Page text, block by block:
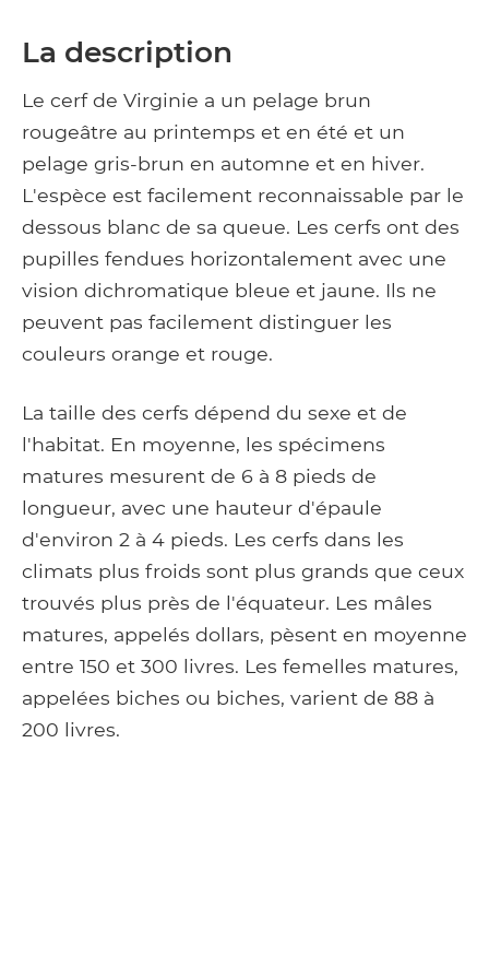
La description
Le cerf de Virginie a un pelage brun
rougeâtre au printemps et en été et un
pelage gris-brun en automne et en hiver.
L'espèce est facilement reconnaissable par le
dessous blanc de sa queue. Les cerfs ont des
pupilles fendues horizontalement avec une
vision dichromatique bleue et jaune. Ils ne
peuvent pas facilement distinguer les
couleurs orange et rouge.
La taille des cerfs dépend du sexe et de
l'habitat. En moyenne, les spécimens
matures mesurent de 6 à 8 pieds de
longueur, avec une hauteur d'épaule
d'environ 2 à 4 pieds. Les cerfs dans les
climats plus froids sont plus grands que ceux
trouvés plus près de l'équateur. Les mâles
matures, appelés dollars, pèsent en moyenne
entre 150 et 300 livres. Les femelles matures,
appelées biches ou biches, varient de 88 à
200 livres.